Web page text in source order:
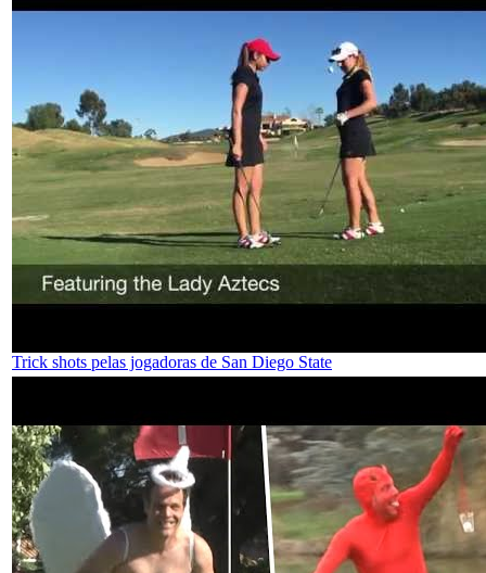
Trick shots pelas jogadoras de San Diego State